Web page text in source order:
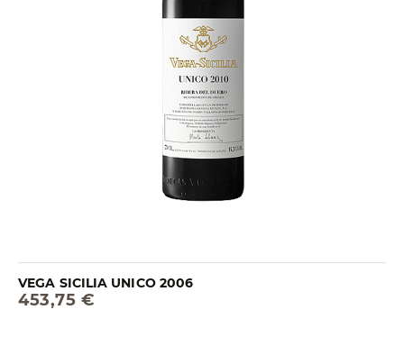
VEGA SICILIA UNICO 2006
453,75 €